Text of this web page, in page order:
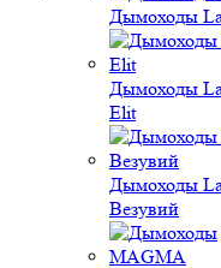
Дымоходы
Дымоходы
Elit
Дымоходы
Везувий